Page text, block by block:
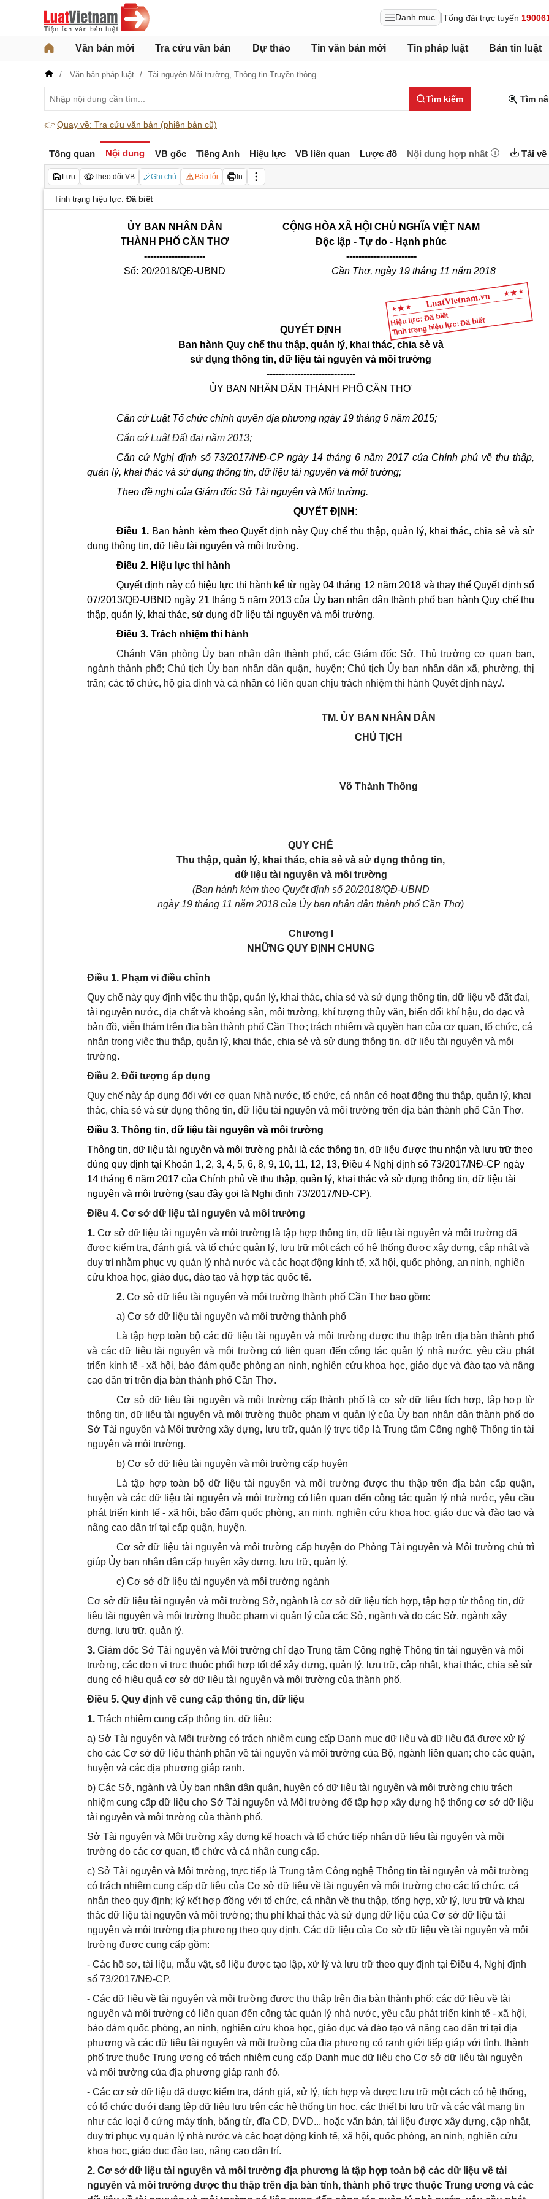
Danh mục Tổng đài trực tuyến
Văn bản mới Tra cứu văn bản Dự thảo Tin văn bản mới Tin pháp luật Bản tin luật
Văn bản pháp luật Tài nguyên-Môi trường, Thông tin-Truyền thông
Tìm kiếm Tìm
👉 Quay về: Tra cứu văn bản (phiên bản cũ)
Tổng quan Nội dung VB gốc Tiếng Anh Hiệu lực VB liên quan Lược đồ Nội dung hợp nhất Tải về
Lưu Theo dõi VB Ghi chú Báo lỗi In
Tình trạng hiệu lực: Đã biết
Hiệu lực: Đã biết
Tình trạng hiệu lực: Đã biết
ỦY BAN NHÂN DÂN
THÀNH PHỐ CẦN THƠ
--------------------
Số: 20/2018/QĐ-UBND
CỘNG HÒA XÃ HỘI CHỦ NGHĨA VIỆT NAM
Độc lập - Tự do - Hạnh phúc
-----------------------
Cần Thơ, ngày 19 tháng 11 năm 2018
QUYẾT ĐỊNH
Ban hành Quy chế thu thập, quản lý, khai thác, chia sẻ và
sử dụng thông tin, dữ liệu tài nguyên và môi trường
-----------------------------
ỦY BAN NHÂN DÂN THÀNH PHỐ CẦN THƠ
Căn cứ Luật Tổ chức chính quyền địa phương ngày 19 tháng 6 năm 2015;
Căn cứ Luật Đất đai năm 2013;
Căn cứ Nghị định số 73/2017/NĐ-CP ngày 14 tháng 6 năm 2017 của Chính phủ về thu thập,
quản lý, khai thác và sử dụng thông tin, dữ liệu tài nguyên và môi trường;
Theo đề nghị của Giám đốc Sở Tài nguyên và Môi trường.
QUYẾT ĐỊNH:
Điều 1.Ban hành kèm theo Quyết định này Quy chế thu thập, quản lý, khai thác, chia sẻ và sử
dụng thông tin, dữ liệu tài nguyên và môi trường.
Điều 2. Hiệu lực thi hành
Quyết định này có hiệu lực thi hành kể từ ngày 04 tháng 12 năm 2018 và thay thế Quyết định số
07/2013/QĐ-UBND ngày 21 tháng 5 năm 2013 của Ủy ban nhân dân thành phố ban hành Quy chế thu
thập, quản lý, khai thác, sử dụng dữ liệu tài nguyên và môi trường.
Điều 3. Trách nhiệm thi hành
Chánh Văn phòng Ủy ban nhân dân thành phố, các Giám đốc Sở, Thủ trưởng cơ quan ban,
ngành thành phố; Chủ tịch Ủy ban nhân dân quận, huyện; Chủ tịch Ủy ban nhân dân xã, phường, thị
trấn; các tổ chức, hộ gia đình và cá nhân có liên quan chịu trách nhiệm thi hành Quyết định này./.
TM. ỦY BAN NHÂN DÂN
CHỦ TỊCH
Võ Thành Thống
QUY CHẾ
Thu thập, quản lý, khai thác, chia sẻ và sử dụng thông tin,
dữ liệu tài nguyên và môi trường
(Ban hành kèm theo Quyết định số 20/2018/QĐ-UBND
ngày 19 tháng 11 năm 2018 của Ủy ban nhân dân thành phố Cần Thơ)
Chương I
NHỮNG QUY ĐỊNH CHUNG
Điều 1. Phạm vi điều chỉnh
Quy chế này quy định việc thu thập, quản lý, khai thác, chia sẻ và sử dụng thông tin, dữ liệu về đất đai,
tài nguyên nước, địa chất và khoáng sản, môi trường, khí tượng thủy văn, biến đổi khí hậu, đo đạc và
bản đồ, viễn thám trên địa bàn thành phố Cần Thơ; trách nhiệm và quyền hạn của cơ quan, tổ chức, cá
nhân trong việc thu thập, quản lý, khai thác, chia sẻ và sử dụng thông tin, dữ liệu tài nguyên và môi
trường.
Điều 2. Đối tượng áp dụng
Quy chế này áp dụng đối với cơ quan Nhà nước, tổ chức, cá nhân có hoạt động thu thập, quản lý, khai
thác, chia sẻ và sử dụng thông tin, dữ liệu tài nguyên và môi trường trên địa bàn thành phố Cần Thơ.
Điều 3. Thông tin, dữ liệu tài nguyên và môi trường
Thông tin, dữ liệu tài nguyên và môi trường phải là các thông tin, dữ liệu được thu nhận và lưu trữ theo
đúng quy định tại Khoản 1, 2, 3, 4, 5, 6, 8, 9, 10, 11, 12, 13, Điều 4 Nghị định số 73/2017/NĐ-CP ngày
14 tháng 6 năm 2017 của Chính phủ về thu thập, quản lý, khai thác và sử dụng thông tin, dữ liệu tài
nguyên và môi trường (sau đây gọi là Nghị định 73/2017/NĐ-CP).
Điều 4. Cơ sở dữ liệu tài nguyên và môi trường
1. Cơ sở dữ liệu tài nguyên và môi trường là tập hợp thông tin, dữ liệu tài nguyên và môi trường đã
được kiểm tra, đánh giá, và tổ chức quản lý, lưu trữ một cách có hệ thống được xây dựng, cập nhật và
duy trì nhằm phục vụ quản lý nhà nước và các hoạt động kinh tế, xã hội, quốc phòng, an ninh, nghiên
cứu khoa học, giáo dục, đào tạo và hợp tác quốc tế.
2. Cơ sở dữ liệu tài nguyên và môi trường thành phố Cần Thơ bao gồm:
a) Cơ sở dữ liệu tài nguyên và môi trường thành phố
Là tập hợp toàn bộ các dữ liệu tài nguyên và môi trường được thu thập trên địa bàn thành phố
và các dữ liệu tài nguyên và môi trường có liên quan đến công tác quản lý nhà nước, yêu cầu phát
triển kinh tế - xã hội, bảo đảm quốc phòng an ninh, nghiên cứu khoa học, giáo dục và đào tạo và nâng
cao dân trí trên địa bàn thành phố Cần Thơ.
Cơ sở dữ liệu tài nguyên và môi trường cấpthành phốlà cơ sở dữ liệu tích hợp, tập hợp từ
thông tin, dữ iệu tài nguyên và môi trường thuộc phạm vi quản lý của Ủy ban nhân dânthành phốdo
Sở Tài nguyên và Môi trường xây dựng, lưu trữ, quản lý trực tiếp là Trung tâm Công nghệ Thông tin tài
nguyên và môi trường.
b) Cơ sở dữ liệu tài nguyên và môi trường cấp huyện
Là tập hợp toàn bộ dữ liệu tài nguyên và môi trường được thu thập trên địa bàn cấp quận,
huyện và các dữ liệu tài nguyên và môi trường có liên quan đến công tác quản lý nhà nước, yêu cầu
phát triển kinh tế - xã hội, bảo đảm quốc phòng, an ninh, nghiên cứu khoa học, giáo dục và đào tạo và
nâng cao dân trí tại cấp quận, huyện.
Cơ sở dữ liệu tài nguyên và môi trường cấp huyện do Phòng Tài nguyên và Môi trường chủ trì
giúp Ủy ban nhân dân cấp huyện xây dựng, lưu trữ, quản lý.
c) Cơ sở dữ liệu tài nguyên và môi trường ngành
Cơ sở dữ liệu tài nguyên và môi trường Sở, ngành là cơ sở dữ liệu tích hợp, tập hợp từ thông tin, dữ
liệu tài nguyên và môi trường thuộc phạm vi quản lý của các Sở, ngành và do các Sở, ngành xây
dựng, lưu trữ, quản lý.
3. Giám đốc Sở Tài nguyên và Môi trường chỉ đạo Trung tâm Công nghệ Thông tin tài nguyên và môi
trường, các đơn vị trực thuộc phối hợp tốt để xây dựng, quản lý, lưu trữ, cập nhật, khai thác, chia sẻ sử
dụng có hiệu quả cơ sở dữ liệu tài nguyên và môi trường của thành phố.
Điều 5. Quy định về cung cấp thông tin, dữ liệu
1. Trách nhiệm cung cấp thông tin, dữ liệu:
a) Sở Tài nguyên và Môi trường có trách nhiệm cung cấp Danh mục dữ liệu và dữ liệu đã được xử lý
cho các Cơ sở dữ liệu thành phần về tài nguyên và môi trường của Bộ, ngành liên quan; cho các quận,
huyện và các địa phương giáp ranh.
b) Các Sở, ngành và Ủy ban nhân dân quận, huyện có dữ liệu tài nguyên và môi trường chịu trách
nhiệm cung cấp dữ liệu cho Sở Tài nguyên và Môi trường để tập hợp xây dựng hệ thống cơ sở dữ liệu
tài nguyên và môi trường của thành phố.
Sở Tài nguyên và Môi trường xây dựng kế hoạch và tổ chức tiếp nhận dữ liệu tài nguyên và môi
trường do các cơ quan, tổ chức và cá nhân cung cấp.
c) Sở Tài nguyên và Môi trường, trực tiếp là Trung tâm Công nghệ Thông tin tài nguyên và môi trường
có trách nhiệm cung cấp dữ liệu của Cơ sở dữ liệu về tài nguyên và môi trường cho các tổ chức, cá
nhân theo quy định; ký kết hợp đồng với tổ chức, cá nhân về thu thập, tổng hợp, xử lý, lưu trữ và khai
thác dữ liệu tài nguyên và môi trường; thu phí khai thác và sử dụng dữ liệu của Cơ sở dữ liệu tài
nguyên và môi trường địa phương theo quy định. Các dữ liệu của Cơ sở dữ liệu về tài nguyên và môi
trường được cung cấp gồm:
- Các hồ sơ, tài liệu, mẫu vật, số liệu được tạo lập, xử lý và lưu trữ theo quy định tại Điều 4, Nghị định
số 73/2017/NĐ-CP.
- Các dữ liệu về tài nguyên và môi trường được thu thập trên địa bàn thành phố; các dữ liệu về tài
nguyên và môi trường có liên quan đến công tác quản lý nhà nước, yêu cầu phát triển kinh tế - xã hội,
bảo đảm quốc phòng, an ninh, nghiên cứu khoa học, giáo dục và đào tạo và nâng cao dân trí tại địa
phương và các dữ liệu tài nguyên và môi trường của địa phương có ranh giới tiếp giáp với tỉnh, thành
phố trực thuộc Trung ương có trách nhiệm cung cấp Danh mục dữ liệu cho Cơ sở dữ liệu tài nguyên
và môi trường của địa phương giáp ranh đó.
- Các cơ sở dữ liệu đã được kiểm tra, đánh giá, xử lý, tích hợp và được lưu trữ một cách có hệ thống,
có tổ chức dưới dạng tệp dữ liệu lưu trên các hệ thống tin học, các thiết bị lưu trữ và các vật mang tin
như các loại ổ cứng máy tính, băng từ, đĩa CD, DVD... hoặc văn bản, tài liệu được xây dựng, cập nhật,
duy trì phục vụ quản lý nhà nước và các hoạt động kinh tế, xã hội, quốc phòng, an ninh, nghiên cứu
khoa học, giáo dục đào tạo, nâng cao dân trí.
2. Cơ sở dữ liệu tài nguyên và môi trường địa phương là tập hợp toàn bộ các dữ liệu về tài
nguyên và môi trường được thu thập trên địa bàn tỉnh, thành phố trực thuộc Trung ương và các